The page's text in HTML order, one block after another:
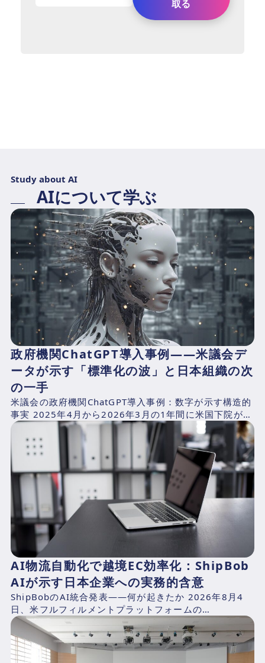
Study about AI
AIについて学ぶ
政府機関ChatGPT導入事例——米議会デ
ータが示す「標準化の波」と日本組織の次
の一手
米議会の政府機関ChatGPT導入事例：数字が示す構造的
事実 2025年4月から2026年3月の1年間に米国下院が支
出したAI関連費用を、CNBCが下院支出記録...
AI物流自動化で越境EC効率化：ShipBob
AIが示す日本企業への実務的含意
ShipBobのAI統合発表——何が起きたか 2026年8月4
日、米フルフィルメントプラットフォームの
ShipBob（本社：シカゴ、2014年創業、CEO：Dh...